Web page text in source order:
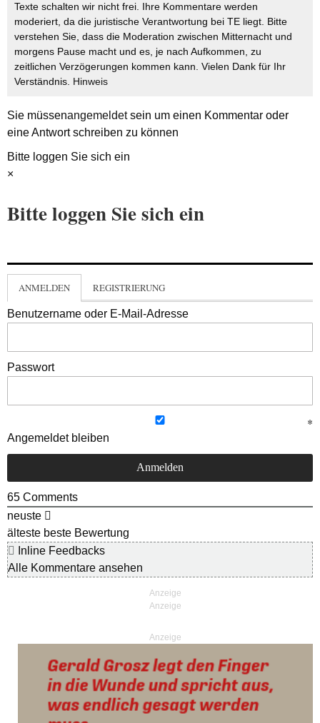
Texte schalten wir nicht frei. Ihre Kommentare werden
moderiert, da die juristische Verantwortung bei TE liegt. Bitte
verstehen Sie, dass die Moderation zwischen Mitternacht und
morgens Pause macht und es, je nach Aufkommen, zu
zeitlichen Verzögerungen kommen kann. Vielen Dank für Ihr
Verständnis. Hinweis
Sie müssenangemeldetsein um einen Kommentar oder
eine Antwort schreiben zu können
Bitte loggen Sie sich ein
×
Bitte loggen Sie sich ein
ANMELDEN REGISTRIERUNG
Benutzername oder E-Mail-Adresse
Passwort
Angemeldet bleiben
65 Comments
neuste
älteste beste Bewertung
Inline Feedbacks
Alle Kommentare ansehen
Anzeige